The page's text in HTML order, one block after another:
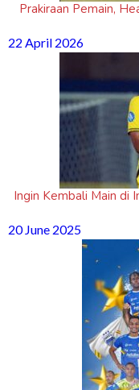
Prakiraan Pemain,
22 April 2026
Ingin Kembali Main di
20 June 2025